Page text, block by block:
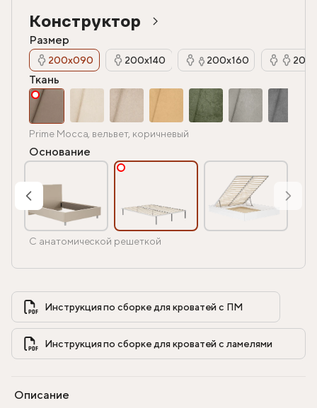
Конструктор
Размер
200х090 200х140 200х160
Ткань
Prime Mocca, вельвет, коричневый
Основание
С анатомической решеткой
Инструкция по сборке для кроватей с ПМ
Описание